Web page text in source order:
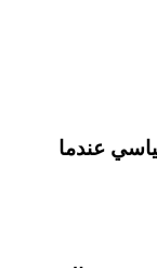
عندما